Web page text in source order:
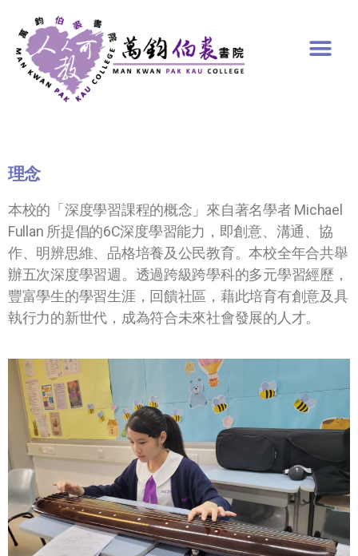
理念
本校的「深度學習課程的概念」來自著名學者 Michael
Fullan 所提倡的6C深度學習能力，即創意、溝通、協
作、明辨思維、品格培養及公民教育。本校全年合共舉
辦五次深度學習週。透過跨級跨學科的多元學習經歷，
豐富學生的學習生涯，回饋社區，藉此培育有創意及具
執行力的新世代，成為符合未來社會發展的人才。